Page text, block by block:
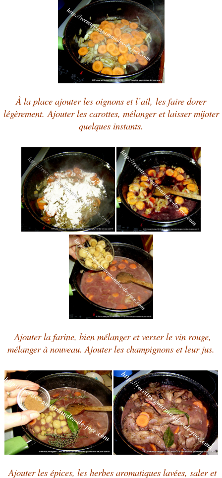
À la place ajouter les oignons et l’ail, les faire dorer
légèrement. Ajouter les carottes, mélanger et laisser mijoter
quelques instants.
Ajouter la farine, bien mélanger et verser le vin rouge,
mélanger à nouveau.Ajouter les champignons et leur jus.
Ajouter les épices, les herbes aromatiques lavées, saler et